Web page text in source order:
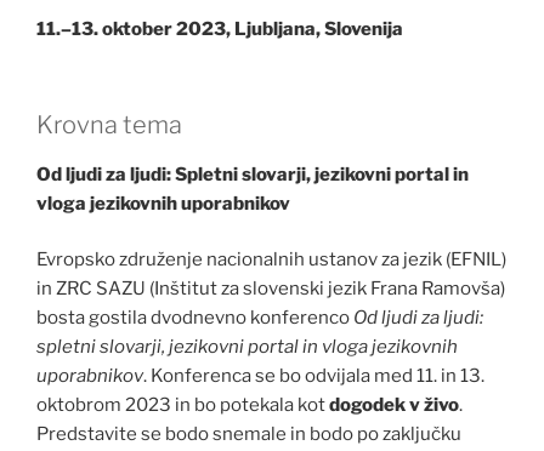
11.–13. oktober 2023, Ljubljana, Slovenija
Krovna tema
Od ljudi za ljudi:Spletni slovarji, jezikovni portal in
vloga jezikovnih uporabnikov
Evropsko združenje nacionalnih ustanov za jezik (EFNIL)
in ZRC SAZU (Inštitut za slovenski jezik Frana Ramovša)
bosta gostila dvodnevno konferenco Od ljudi za ljudi:
spletni slovarji, jezikovni portal in vloga jezikovnih
uporabnikov. Konferenca se bo odvijala med 11. in 13.
oktobrom 2023 in bo potekala kotdogodek v živo.
Predstavite se bodo snemale in bodo po zaključku